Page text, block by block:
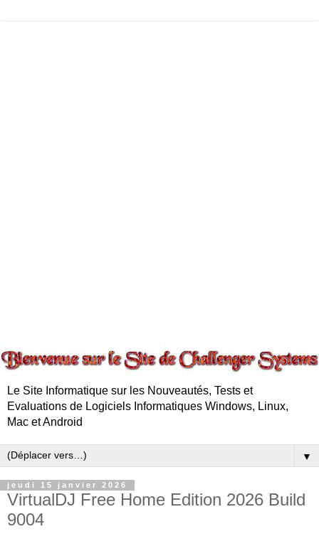
Le Site Informatique sur les Nouveautés, Tests et
Evaluations de Logiciels Informatiques Windows, Linux,
Mac et Android
▼
jeudi 15 janvier 2026
VirtualDJ Free Home Edition 2026 Build
9004